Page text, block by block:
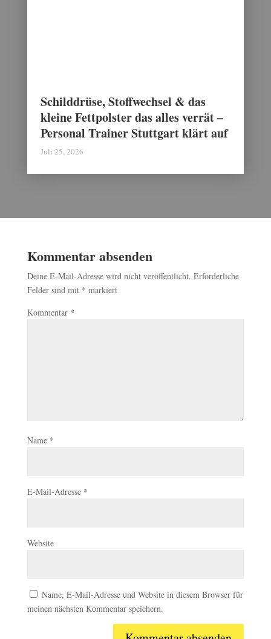
Schilddrüse, Stoffwechsel & das
kleine Fettpolster das alles verrät –
Personal Trainer Stuttgart klärt auf
Juli 25, 2026
Kommentar absenden
Deine E-Mail-Adresse wird nicht veröffentlicht. Erforderliche
Felder sind mit * markiert
Kommentar *
Name *
E-Mail-Adresse *
Website
Name, E-Mail-Adresse und Website in diesem Browser für
meinen nächsten Kommentar speichern.